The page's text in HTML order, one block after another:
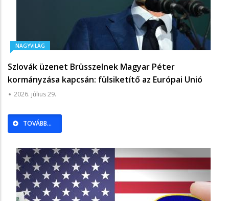
NAGYVILÁG
Szlovák üzenet Brüsszelnek Magyar Péter
kormányzása kapcsán: fülsiketítő az Európai Unió
hallgatása
2026. július 29.
TOVÁBB...